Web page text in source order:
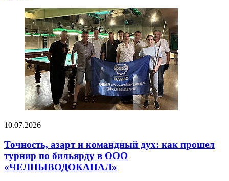
10.07.2026
Точность, азарт и командный дух: как прошел
турнир по бильярду в ООО
«ЧЕЛНЫВОДОКАНАЛ»